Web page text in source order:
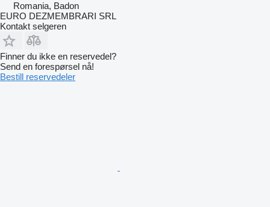
Romania, Badon
EURO DEZMEMBRARI SRL
Kontakt selgeren
Finner du ikke en reservedel?
Send en forespørsel nå!
Bestill reservedeler